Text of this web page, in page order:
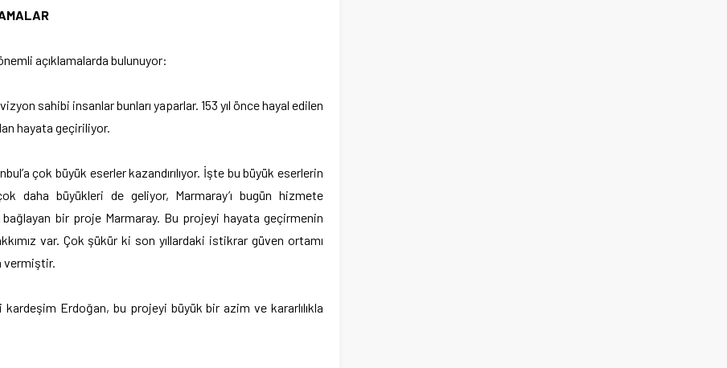
açıklamalarda bulunuyor:
sahibi insanlar bunları yaparlar. 153 yıl önce hayal edilen
hayata geçiriliyor.
çok büyük eserler kazandırılıyor. İşte bu büyük eserlerin
daha büyükleri de geliyor, Marmaray’ı bugün hizmete
bağlayan bir proje Marmaray. Bu projeyi hayata geçirmenin
var. Çok şükür ki son yıllardaki istikrar güven ortamı
vermiştir.
Erdoğan, bu projeyi büyük bir azim ve kararlılıkla